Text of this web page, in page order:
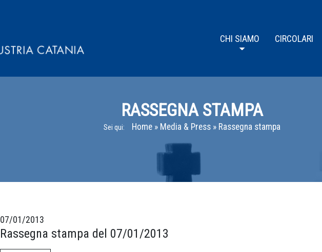
CHI SIAMO CIRCOLARI
RASSEGNA STAMPA
Sei qui: Home» Media & Press» Rassegna stampa
07/01/2013
Rassegna stampa del 07/01/2013